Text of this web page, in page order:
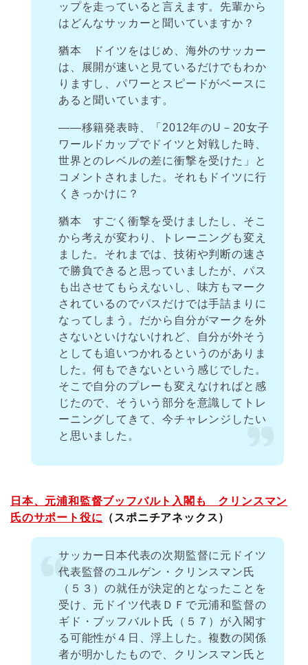
ップを走っていると言えます。先輩から
はどんなサッカーと聞いていますか？
猶本 ドイツをはじめ、海外のサッカー
は、展開が速いと見ているだけでもわか
りますし、パワーとスピードがベースに
あると聞いています。
――移籍発表時、「2012年のU－20女子
ワールドカップでドイツと対戦した時、
世界とのレベルの差に衝撃を受けた」と
コメントされました。それもドイツに行
くきっかけに？
猶本 すごく衝撃を受けましたし、そこ
から考えが変わり、トレーニングも変え
ました。それまでは、技術や判断の速さ
で勝負できると思っていましたが、パス
も出させてもらえないし、味方もマーク
されているのでパスだけでは手詰まりに
なってしまう。だから自分がマークを外
さないといけないけれど、自分が外そう
としても追いつかれるというのがありま
した。何もできないという感じでした。
そこで自分のプレーも変えなければと感
じたので、そういう部分を意識してトレ
ーニングしてきて、今チャレンジしたい
と思いました。
日本、元浦和監督ブッフバルト入閣も クリンスマン
氏のサポート役に （スポニチアネックス）
サッカー日本代表の次期監督に元ドイツ
代表監督のユルゲン・クリンスマン氏
（５３）の就任が決定的となったことを
受け、元ドイツ代表ＤＦで元浦和監督の
ギド・ブッフバルト氏（５７）が入閣す
る可能性が４日、浮上した。複数の関係
者が明かしたもので、クリンスマン氏と